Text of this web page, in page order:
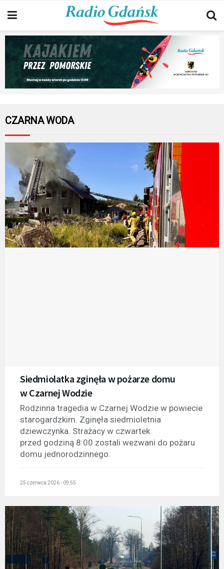
CZARNA WODA
Siedmiolatka zginęła w pożarze domu
w Czarnej Wodzie
Rodzinna tragedia w Czarnej Wodzie w powiecie
starogardzkim. Zginęła siedmioletnia
dziewczynka. Strażacy w czwartek
przed godziną 8:00 zostali wezwani do pożaru
domu jednorodzinnego.
25 czerwca 2026 - 09:55